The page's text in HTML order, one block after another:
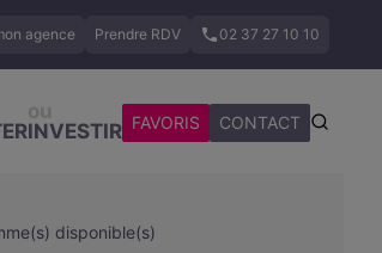
agence Prendre RDV 02 37 27 10 10
INVESTIR FAVORIS CONTACT
disponible(s)